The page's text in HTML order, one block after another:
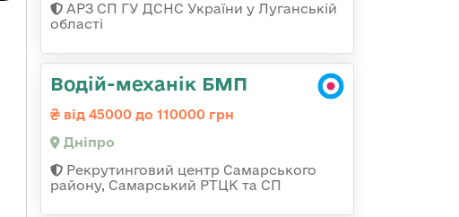
АРЗ СП ГУ ДСНС України у Луганській
області
Водій-механік БМП
від 45000 до 110000 грн
Дніпро
Рекрутинговий центр Самарського
району, Самарський РТЦК та СП